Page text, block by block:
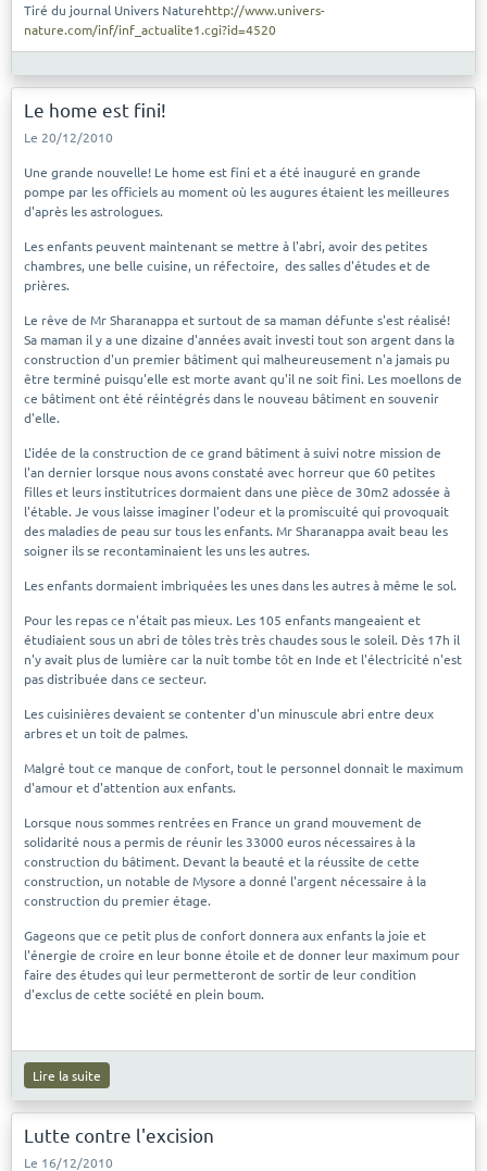
Tiré du journal Univers Naturehttp://www.univers-
nature.com/inf/inf_actualite1.cgi?id=4520
Le home est fini!
Le 20/12/2010
Une grande nouvelle! Le home est fini et a été inauguré en grande
pompe par les officiels au moment où les augures étaient les meilleures
d'après les astrologues.
Les enfants peuvent maintenant se mettre à l'abri, avoir des petites
chambres, une belle cuisine, un réfectoire, des salles d'études et de
prières.
Le rêve de Mr Sharanappa et surtout de sa maman défunte s'est réalisé!
Sa maman il y a une dizaine d'années avait investi tout son argent dans la
construction d'un premier bâtiment qui malheureusement n'a jamais pu
être terminé puisqu'elle est morte avant qu'il ne soit fini. Les moellons de
ce bâtiment ont été réintégrés dans le nouveau bâtiment en souvenir
d'elle.
L'idée de la construction de ce grand bâtiment à suivi notre mission de
l'an dernier lorsque nous avons constaté avec horreur que 60 petites
filles et leurs institutrices dormaient dans une pièce de 30m2 adossée à
l'étable. Je vous laisse imaginer l'odeur et la promiscuité qui provoquait
des maladies de peau sur tous les enfants. Mr Sharanappa avait beau les
soigner ils se recontaminaient les uns les autres.
Les enfants dormaient imbriquées les unes dans les autres à même le sol.
Pour les repas ce n'était pas mieux. Les 105 enfants mangeaient et
étudiaient sous un abri de tôles très très chaudes sous le soleil. Dès 17h il
n'y avait plus de lumière car la nuit tombe tôt en Inde et l'électricité n'est
pas distribuée dans ce secteur.
Les cuisinières devaient se contenter d'un minuscule abri entre deux
arbres et un toit de palmes.
Malgré tout ce manque de confort, tout le personnel donnait le maximum
d'amour et d'attention aux enfants.
Lorsque nous sommes rentrées en France un grand mouvement de
solidarité nous a permis de réunir les 33000 euros nécessaires à la
construction du bâtiment. Devant la beauté et la réussite de cette
construction, un notable de Mysore a donné l'argent nécessaire à la
construction du premier étage.
Gageons que ce petit plus de confort donnera aux enfants la joie et
l'énergie de croire en leur bonne étoile et de donner leur maximum pour
faire des études qui leur permetteront de sortir de leur condition
d'exclus de cette société en plein boum.
Lire la suite
Lutte contre l'excision
Le 16/12/2010